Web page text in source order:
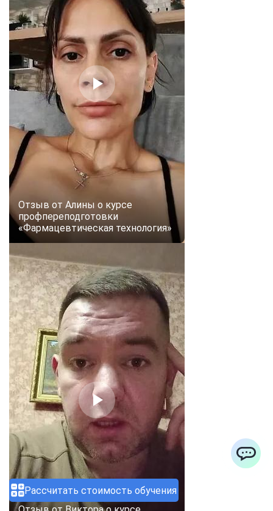
Рассчитать стоимость обучения
Отзыв от Алины о курсе
профпереподготовки
«Фармацевтическая технология»
Мессенджеры
Свяжитесь с нами через любой удобный мессенджер!
Telegram WhatsApp
Vkontakte